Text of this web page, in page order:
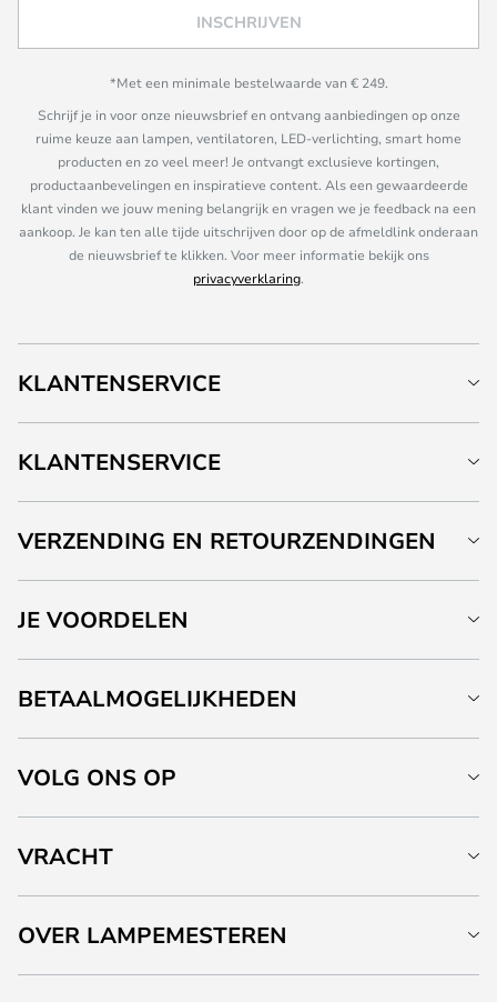
INSCHRIJVEN
*Met een minimale bestelwaarde van € 249.
Schrijf je in voor onze nieuwsbrief en ontvang aanbiedingen op onze
ruime keuze aan lampen, ventilatoren, LED-verlichting, smart home
producten en zo veel meer! Je ontvangt exclusieve kortingen,
productaanbevelingen en inspiratieve content. Als een gewaardeerde
klant vinden we jouw mening belangrijk en vragen we je feedback na een
aankoop. Je kan ten alle tijde uitschrijven door op de afmeldlink onderaan
de nieuwsbrief te klikken. Voor meer informatie bekijk ons
privacyverklaring.
KLANTENSERVICE
KLANTENSERVICE
VERZENDING EN RETOURZENDINGEN
JE VOORDELEN
BETAALMOGELIJKHEDEN
VOLG ONS OP
VRACHT
OVER LAMPEMESTEREN